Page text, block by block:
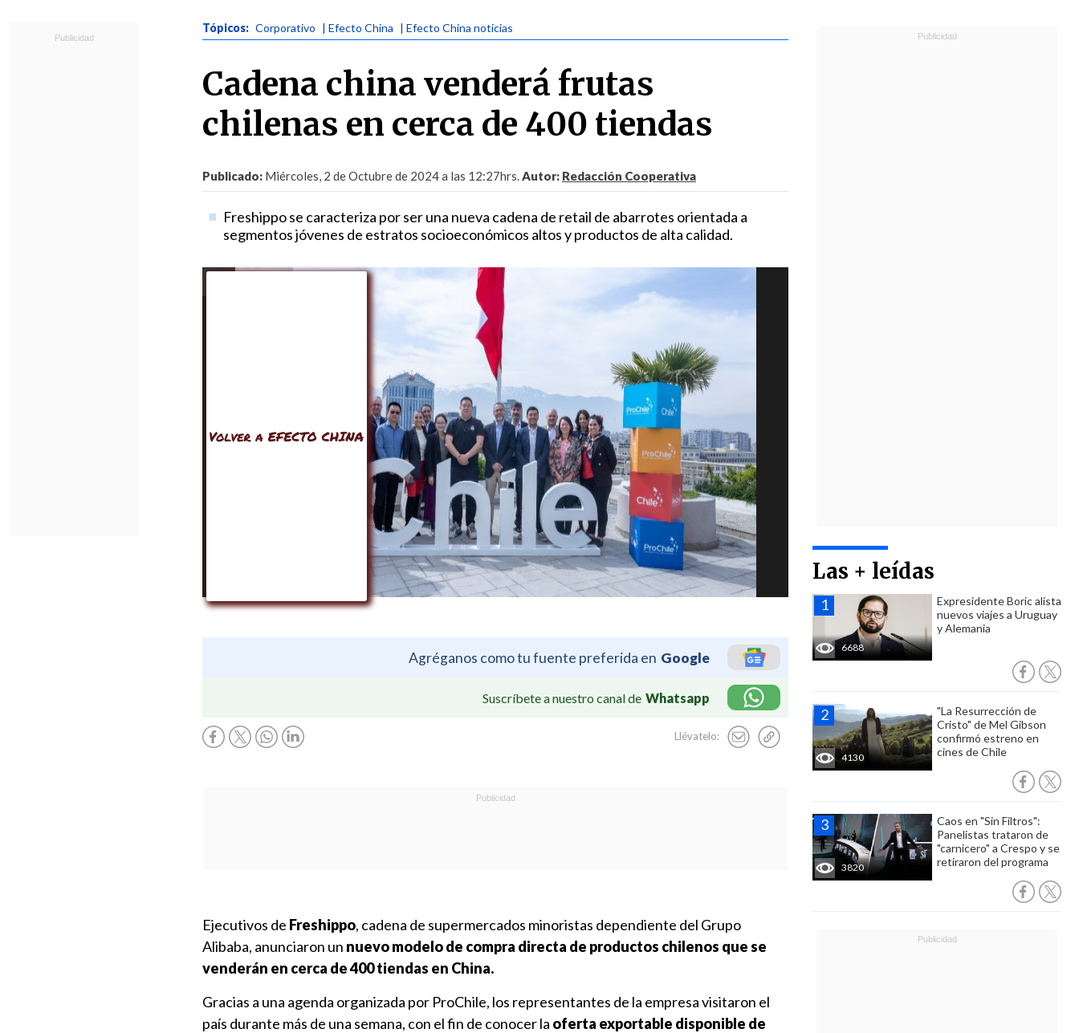
Tópicos: Corporativo | Efecto China | Efecto China noticias
Cadena china venderá frutas
chilenas en cerca de 400 tiendas
Publicado: Miércoles, 2 de Octubre de 2024 a las 12:27hrs.Autor: Redacción Cooperativa
Freshippo se caracteriza por ser una nueva cadena de retail de abarrotes orientada a
segmentos jóvenes de estratos socioeconómicos altos y productos de alta calidad.
Agréganos como tu fuente preferida en Google
Suscríbete a nuestro canal de Whatsapp
Llévatelo:
Las + leídas
6688
Expresidente Boric alista
nuevos viajes a Uruguay
y Alemania
4130
"La Resurrección de
Cristo" de Mel Gibson
confirmó estreno en
cines de Chile
3820
Caos en "Sin Filtros":
Panelistas trataron de
"carnicero" a Crespo y se
retiraron del programa
Ejecutivos de Freshippo, cadena de supermercados minoristas dependiente del Grupo
Alibaba, anunciaron un nuevo modelo de compra directa de productos chilenos que se
venderán en cerca de 400 tiendas en China.
Gracias a una agenda organizada por ProChile, los representantes de la empresa visitaron el
país durante más de una semana, con el fin de conocer la oferta exportable disponible de